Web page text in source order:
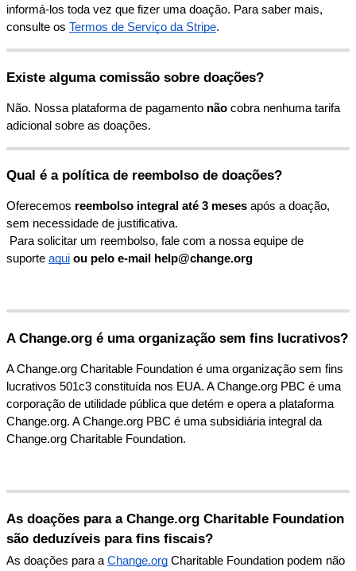
informá-los toda vez que fizer uma doação. Para saber mais,
consulte os Termos de Serviço da Stripe.
Existe alguma comissão sobre doações?
Não. Nossa plataforma de pagamento não cobra nenhuma tarifa
adicional sobre as doações.
Qual é a política de reembolso de doações?
Oferecemos reembolso integral até 3 meses após a doação,
sem necessidade de justificativa.
Para solicitar um reembolso, fale com a nossa equipe de
suporte aqui ou pelo e-mail help@change.org
A Change.org é uma organização sem fins lucrativos?
A Change.org Charitable Foundation é uma organização sem fins
lucrativos 501c3 constituída nos EUA. A Change.org PBC é uma
corporação de utilidade pública que detém e opera a plataforma
Change.org. A Change.org PBC é uma subsidiária integral da
Change.org Charitable Foundation.
As doações para a Change.org Charitable Foundation
são deduzíveis para fins fiscais?
As doações para a Change.org Charitable Foundation podem não